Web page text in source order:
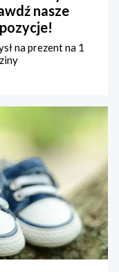
nasze
na prezent na 1